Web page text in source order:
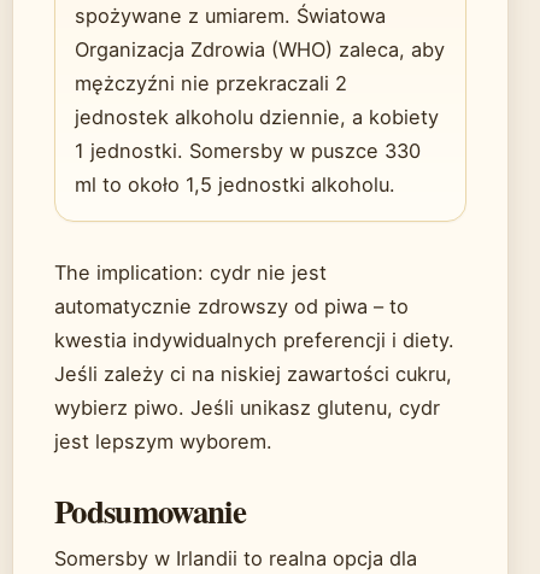
spożywane z umiarem. Światowa
Organizacja Zdrowia (WHO) zaleca, aby
mężczyźni nie przekraczali 2
jednostek alkoholu dziennie, a kobiety
1 jednostki. Somersby w puszce 330
ml to około 1,5 jednostki alkoholu.
The implication: cydr nie jest
automatycznie zdrowszy od piwa – to
kwestia indywidualnych preferencji i diety.
Jeśli zależy ci na niskiej zawartości cukru,
wybierz piwo. Jeśli unikasz glutenu, cydr
jest lepszym wyborem.
Podsumowanie
Somersby w Irlandii to realna opcja dla